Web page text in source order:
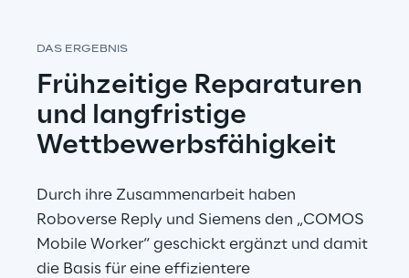
DAS ERGEBNIS
Frühzeitige Reparaturen
und langfristige
Wettbewerbsfähigkeit
Durch ihre Zusammenarbeit haben
Roboverse Reply und Siemens den „COMOS
Mobile Worker“ geschickt ergänzt und damit
die Basis für eine effizientere